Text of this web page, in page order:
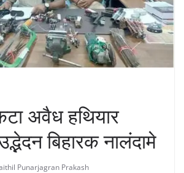
अवैध हथियार
बिहारक नालंदामे
Punarjagran Prakash